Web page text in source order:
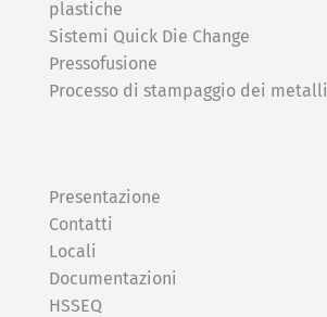
plastiche
Sistemi Quick Die Change
Pressofusione
Processo di stampaggio dei metalli
Presentazione
Contatti
Locali
Documentazioni
HSSEQ